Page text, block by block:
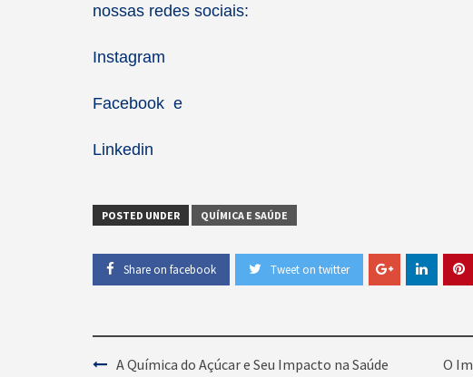
nossas redes sociais:
Instagram
Facebook e
Linkedin
POSTED UNDER QUÍMICA E SAÚDE
Share on facebook Tweet on twitter
A Química do Açúcar e Seu Impacto na Saúde O